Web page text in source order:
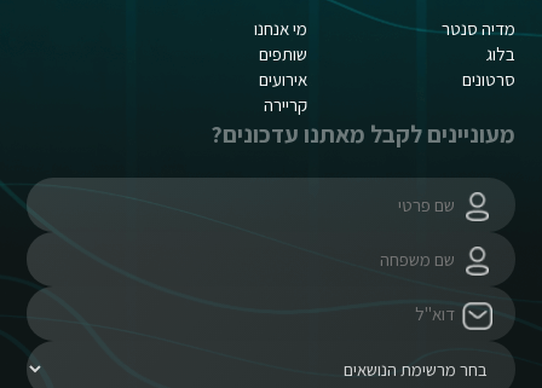
מדיה סנטר
בלוג
סרטונים
מי אנחנו
שותפים
אירועים
קריירה
מעוניינים לקבל מאתנו עדכונים?